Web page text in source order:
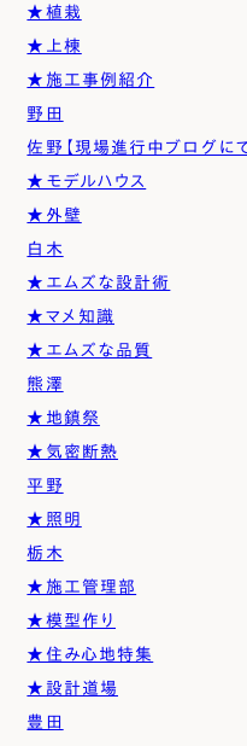
★植栽
★上棟
★施工事例紹介
野田
佐野【現場進行中ブログにて
★モデルハウス
★外壁
白木
★エムズな設計術
★マメ知識
★エムズな品質
熊澤
★地鎮祭
★気密断熱
平野
★照明
栃木
★施工管理部
★模型作り
★住み心地特集
★設計道場
豊田